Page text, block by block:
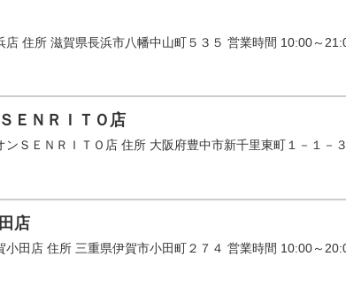
店 住所 滋賀県長浜市八幡中山町５３５ 営業時間 10:00～
ＥＮＲＩＴＯ店
ンＳＥＮＲＩＴＯ店 住所 大阪府豊中市新千里東町１－１
店
小田店 住所 三重県伊賀市小田町２７４ 営業時間 10:00～